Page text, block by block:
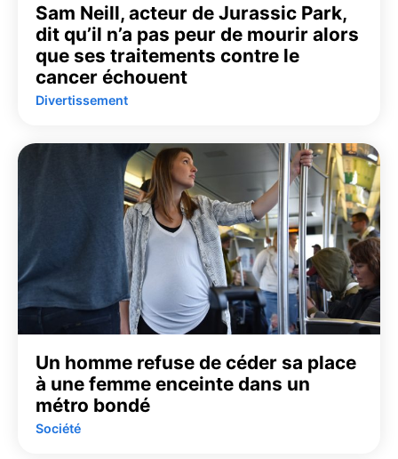
Sam Neill, acteur de Jurassic Park,
dit qu’il n’a pas peur de mourir alors
que ses traitements contre le
cancer échouent
Divertissement
Un homme refuse de céder sa place
à une femme enceinte dans un
métro bondé
Société